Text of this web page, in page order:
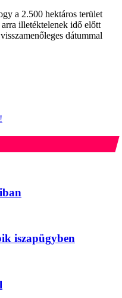
a 2.500 hektáros terület
illetéktelenek idő előtt
dátummal
iszapügyben